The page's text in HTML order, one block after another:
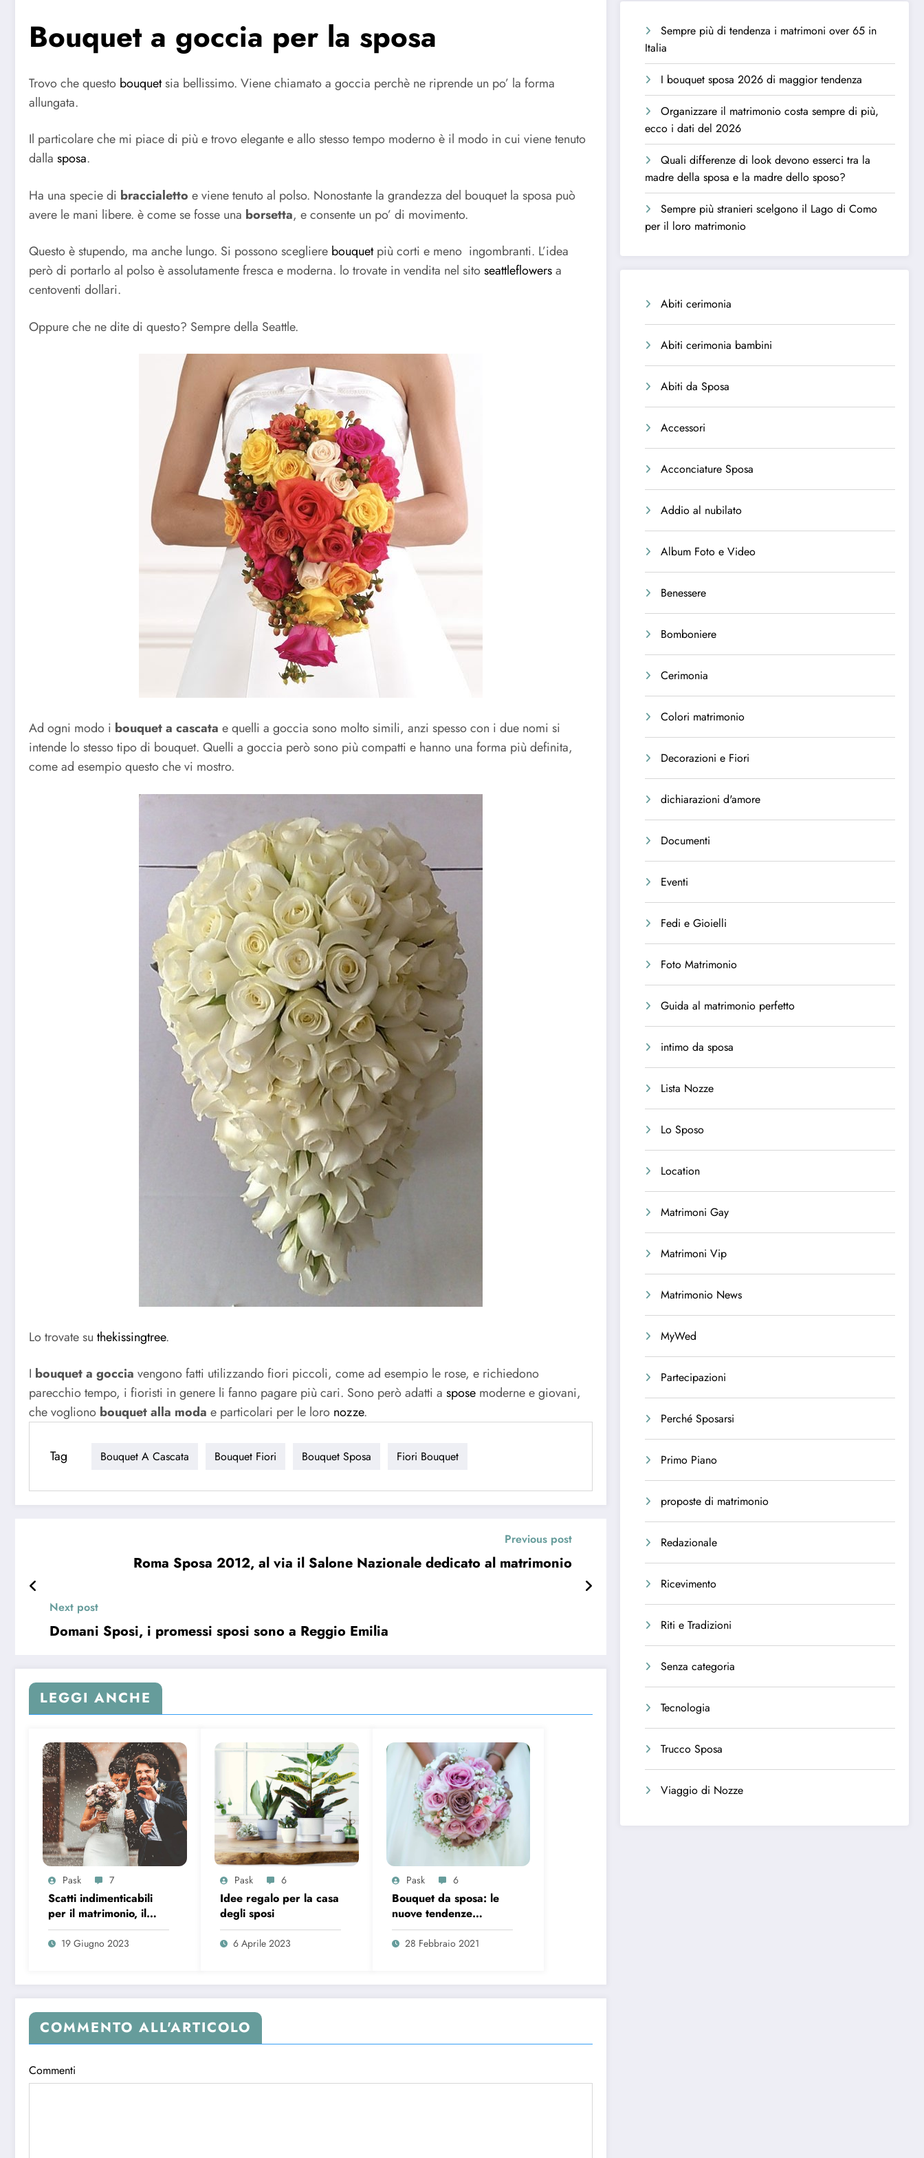
Bouquet a goccia per la sposa
Trovo che questo bouquetsia bellissimo. Viene chiamato a goccia perchè ne riprende un po’ la forma
allungata.
Il particolare che mi piace di più e trovo elegante e allo stesso tempo moderno è il modo in cui viene tenuto
dalla sposa.
Ha una specie di braccialetto e viene tenuto al polso. Nonostante la grandezza del bouquet la sposa può
avere le mani libere. è come se fosse una borsetta, e consente un po’ di movimento.
Questo è stupendo, ma anche lungo. Si possono scegliere bouquetpiù corti e meno ingombranti. L’idea
però di portarlo al polso è assolutamente fresca e moderna. lo trovate in vendita nel sitoseattleflowersa
centoventi dollari.
Oppure che ne dite di questo? Sempre della Seattle.
Ad ogni modo i bouquet a cascata e quelli a goccia sono molto simili, anzi spesso con i due nomi si
intende lo stesso tipo di bouquet. Quelli a goccia però sono più compatti e hanno una forma più definita,
come ad esempio questo che vi mostro.
Lo trovate su thekissingtree.
I bouquet a goccia vengono fatti utilizzando fiori piccoli, come ad esempio le rose, e richiedono
parecchio tempo, i fioristi in genere li fanno pagare più cari. Sono però adatti a spose moderne e giovani,
che vogliono bouquet alla moda e particolari per le loro nozze.
Tag Bouquet A Cascata Bouquet Fiori Bouquet Sposa Fiori Bouquet
Previous post
Roma Sposa 2012, al via il Salone Nazionale dedicato al matrimonio
Next post
Domani Sposi, i promessi sposi sono a Reggio Emilia
LEGGI ANCHE
Pask 7
Scatti indimenticabili
per il matrimonio, il
segreto per foto
originali
19 Giugno 2023
Pask 6
Idee regalo per la casa
degli sposi
6 Aprile 2023
Pask 6
Bouquet da sposa: le
nuove tendenze
primavera estate 2021
28 Febbraio 2021
COMMENTO ALL'ARTICOLO
Commenti
Sempre più di tendenza i matrimoni over 65 in
Italia
I bouquet sposa 2026 di maggior tendenza
Organizzare il matrimonio costa sempre di più,
ecco i dati del 2026
Quali differenze di look devono esserci tra la
madre della sposa e la madre dello sposo?
Sempre più stranieri scelgono il Lago di Como
per il loro matrimonio
Abiti cerimonia
Abiti cerimonia bambini
Abiti da Sposa
Accessori
Acconciature Sposa
Addio al nubilato
Album Foto e Video
Benessere
Bomboniere
Cerimonia
Colori matrimonio
Decorazioni e Fiori
dichiarazioni d'amore
Documenti
Eventi
Fedi e Gioielli
Foto Matrimonio
Guida al matrimonio perfetto
intimo da sposa
Lista Nozze
Lo Sposo
Location
Matrimoni Gay
Matrimoni Vip
Matrimonio News
MyWed
Partecipazioni
Perché Sposarsi
Primo Piano
proposte di matrimonio
Redazionale
Ricevimento
Riti e Tradizioni
Senza categoria
Tecnologia
Trucco Sposa
Viaggio di Nozze